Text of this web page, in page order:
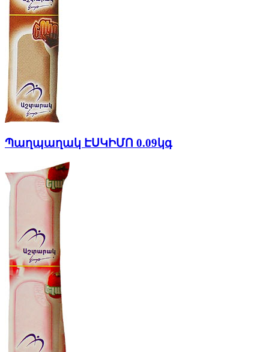
Պաղպաղակ ԷՍԿԻՄՈ 0.09կգ